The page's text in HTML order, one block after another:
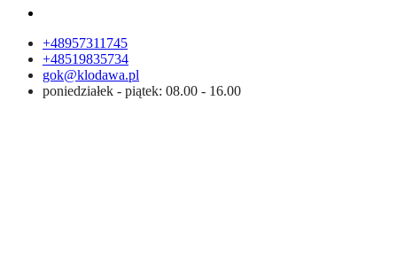
+48957311745
+48519835734
gok@klodawa.pl
poniedziałek - piątek: 08.00 - 16.00